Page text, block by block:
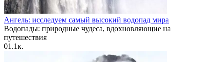
Ангель: исследуем самый высокий водопад мира
Водопады: природные чудеса, вдохновляющие на
путешествия
01.1к.